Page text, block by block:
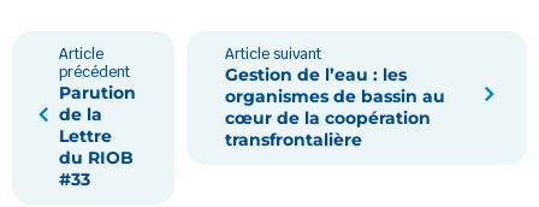
Article
précédent
Parution
de la
Lettre
du RIOB
#33
Article suivant
Gestion de l’eau : les
organismes de bassin au
cœur de la coopération
transfrontalière